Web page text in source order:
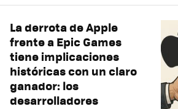
La derrota de Apple
frente a Epic Games
tiene implicaciones
históricas con un claro
ganador: los
desarrolladores